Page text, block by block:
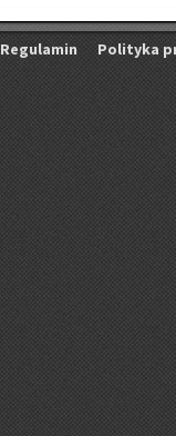
Re­gu­la­min Po­li­ty­ka